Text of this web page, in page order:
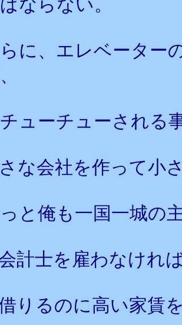
ならない。
に、エレベーター
ューチューされる
な会社を作って小
と俺も一国一城の
計士を雇わなけれ
りるのに高い家賃